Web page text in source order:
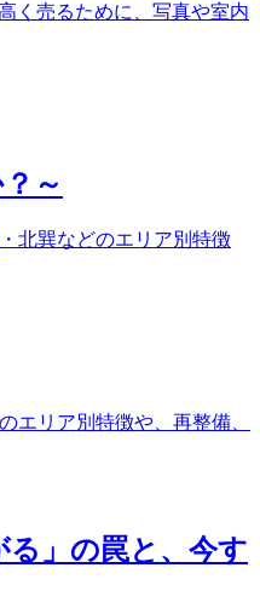
く売るために、写真や室内
～
北巽などのエリア別特徴
エリア別特徴や、再整備、
る」の罠と、今す